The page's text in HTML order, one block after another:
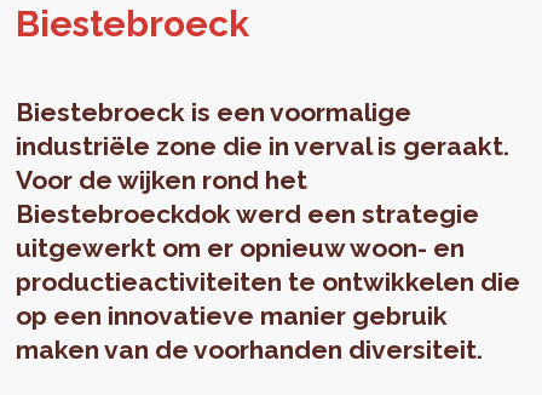
Bi­este­broeck
Biestebroeck is een voormalige
industriële zone die in verval is geraakt.
Voor de wijken rond het
Biestebroeckdok werd een strategie
uitgewerkt om er opnieuw woon- en
productieactiviteiten te ontwikkelen die
op een innovatieve manier gebruik
maken van de voorhanden diversiteit.